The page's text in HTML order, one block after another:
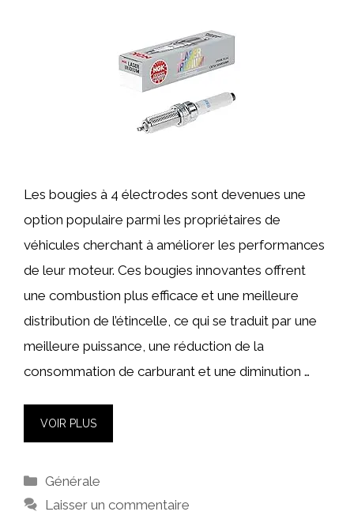
Les bougies à 4 électrodes sont devenues une
option populaire parmi les propriétaires de
véhicules cherchant à améliorer les performances
de leur moteur. Ces bougies innovantes offrent
une combustion plus efficace et une meilleure
distribution de l’étincelle, ce qui se traduit par une
meilleure puissance, une réduction de la
consommation de carburant et une diminution …
VOIR PLUS
Catégories
Générale
Laisser un commentaire